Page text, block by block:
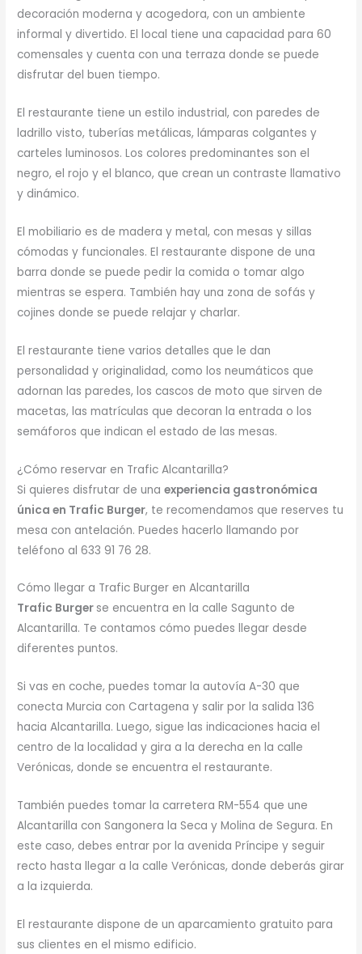
decoración moderna y acogedora, con un ambiente
informal y divertido. El local tiene una capacidad para 60
comensales y cuenta con una terraza donde se puede
disfrutar del buen tiempo.
El restaurante tiene un estilo industrial, con paredes de
ladrillo visto, tuberías metálicas, lámparas colgantes y
carteles luminosos. Los colores predominantes son el
negro, el rojo y el blanco, que crean un contraste llamativo
y dinámico.
El mobiliario es de madera y metal, con mesas y sillas
cómodas y funcionales. El restaurante dispone de una
barra donde se puede pedir la comida o tomar algo
mientras se espera. También hay una zona de sofás y
cojines donde se puede relajar y charlar.
El restaurante tiene varios detalles que le dan
personalidad y originalidad, como los neumáticos que
adornan las paredes, los cascos de moto que sirven de
macetas, las matrículas que decoran la entrada o los
semáforos que indican el estado de las mesas.
¿Cómo reservar en Trafic Alcantarilla?
Si quieres disfrutar de unaexperiencia gastronómica
única en Trafic Burger, te recomendamos que reserves tu
mesa con antelación. Puedes hacerlo llamando por
teléfono al 633 91 76 28.
Cómo llegar a Trafic Burger en Alcantarilla
Trafic Burger se encuentra en la calle Sagunto de
Alcantarilla. Te contamos cómo puedes llegar desde
diferentes puntos.
Si vas en coche, puedes tomar la autovía A-30 que
conecta Murcia con Cartagena y salir por la salida 136
hacia Alcantarilla. Luego, sigue las indicaciones hacia el
centro de la localidad y gira a la derecha en la calle
Verónicas, donde se encuentra el restaurante.
También puedes tomar la carretera RM-554 que une
Alcantarilla con Sangonera la Seca y Molina de Segura. En
este caso, debes entrar por la avenida Príncipe y seguir
recto hasta llegar a la calle Verónicas, donde deberás girar
a la izquierda.
El restaurante dispone de un aparcamiento gratuito para
sus clientes en el mismo edificio.